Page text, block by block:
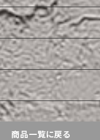
商品一覧に戻る